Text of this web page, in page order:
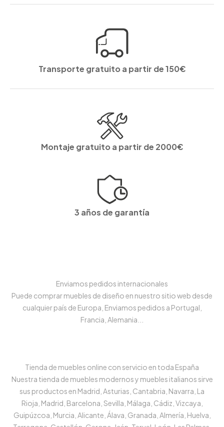
Transporte gratuito a partir de 150€
Montaje gratuito a partir de 2000€
3 años de garantía
Enviamos pedidos internacionales
Puede comprar muebles de diseño en nuestro sitio web desde
cualquier país de Europa, Enviamos pedidos a Portugal,
Francia, Alemania...
Tienda de muebles online con servicio en toda España
Nuestra tienda de muebles modernos y muebles italianos sirve
sus productos en Madrid, Asturias, Cantabria, Navarra, La
Rioja, Madrid, Barcelona, Sevilla, Málaga, Cádiz, Vizcaya,
Guipúzcoa, Murcia, Alicante, Álava, Granada, Almería, Huelva,